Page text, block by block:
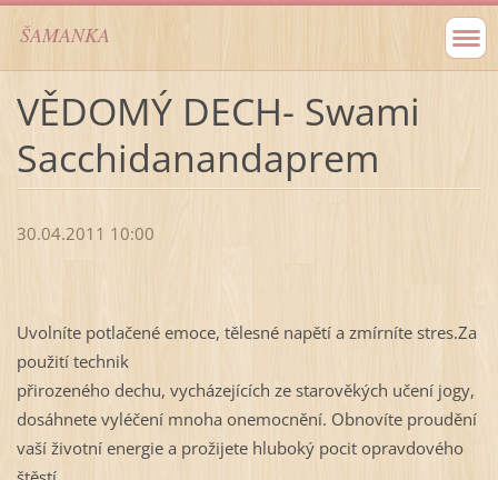
ŠAMANKA
VĚDOMÝ DECH- Swami
Sacchidanandaprem
30.04.2011 10:00
Uvolníte potlačené emoce, tělesné napětí a zmírníte stres.Za
použití technik
přirozeného dechu, vycházejících ze starověkých učení jogy,
dosáhnete vyléčení mnoha onemocnění. Obnovíte proudění
vaší životní energie a prožijete hluboký pocit opravdového